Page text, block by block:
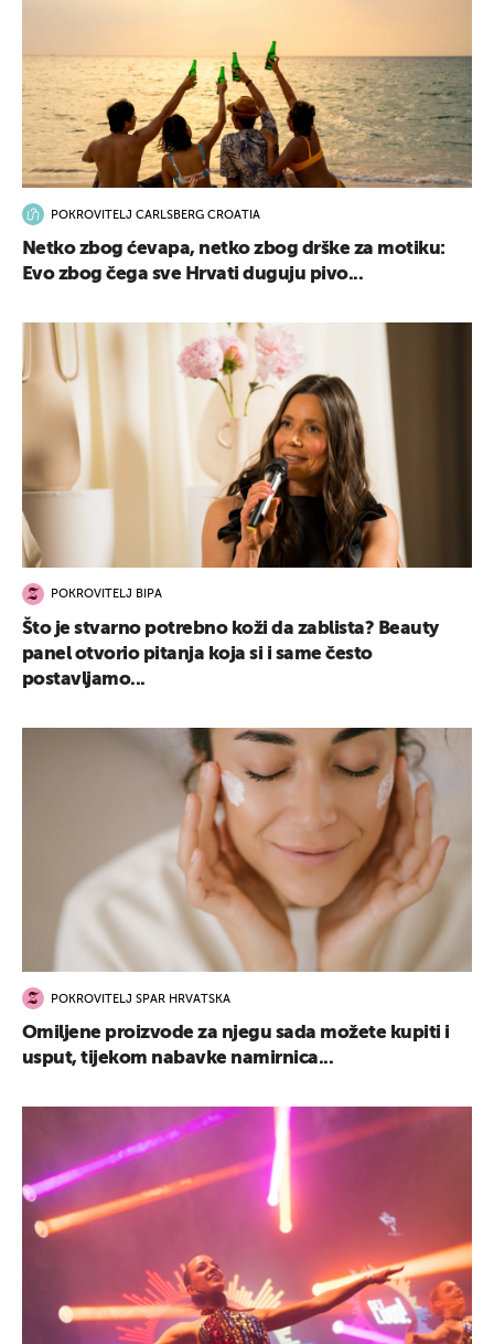
POKROVITELJ CARLSBERG CROATIA
Netko zbog ćevapa, netko zbog drške za motiku:
Evo zbog čega sve Hrvati duguju pivo...
POKROVITELJ BIPA
Što je stvarno potrebno koži da zablista? Beauty
panel otvorio pitanja koja si i same često
postavljamo...
POKROVITELJ SPAR HRVATSKA
Omiljene proizvode za njegu sada možete kupiti i
usput, tijekom nabavke namirnica...
UKLJUČITE NOTIFIKACIJE